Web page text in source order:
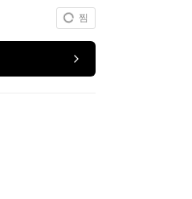
찜